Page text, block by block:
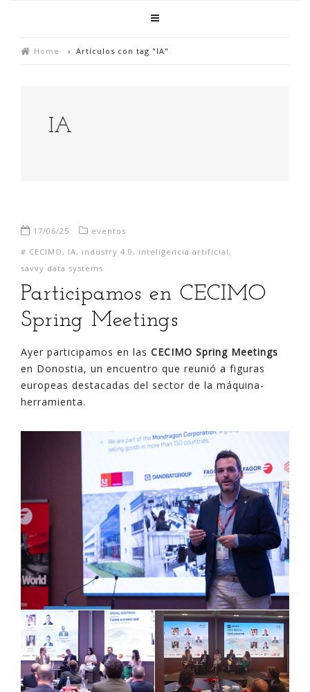
Home › Artículos con tag "IA"
IA
17/06/25
eventos
# CECIMO , IA, industry 4.0 , inteligencia artificial ,
savvy data systems
Participamos en CECIMO
Spring Meetings
Ayer participamos en las CECIMO Spring Meetings
en Donostia, un encuentro que reunió a figuras
europeas destacadas del sector de la máquina-
herramienta.